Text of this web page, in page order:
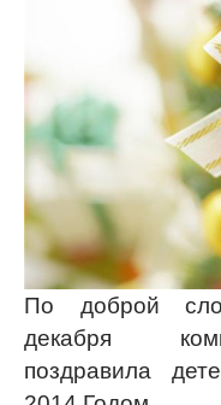
По доброй
декабря
поздравила